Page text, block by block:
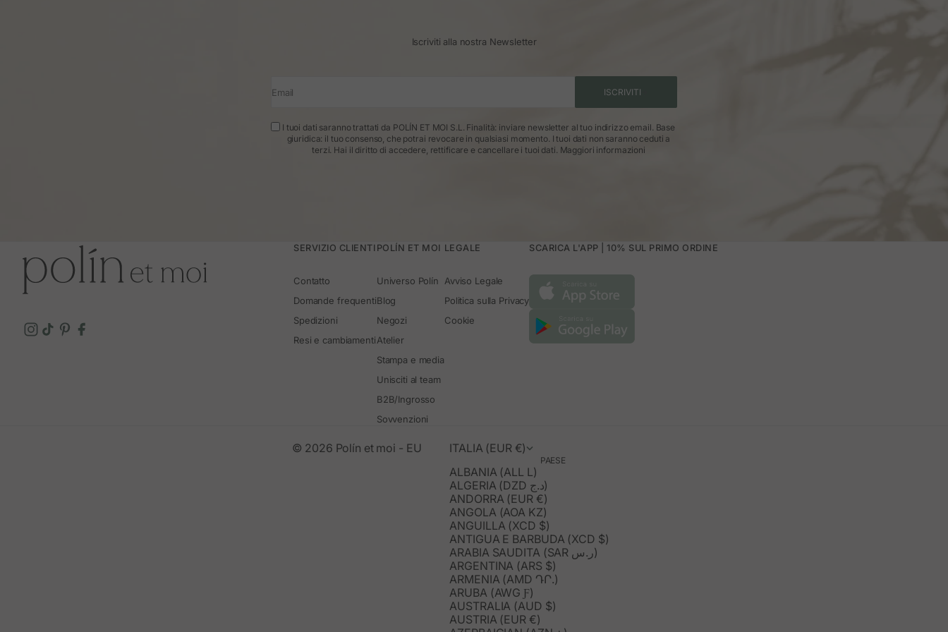
Iscriviti alla nostra Newsletter
Email ISCRIVITI
I tuoi dati saranno trattati da POLÍN ET MOI S.L. Finalità: inviare newsletter al tuo indirizzo email. Base
giuridica: il tuo consenso, che potrai revocare in qualsiasi momento. I tuoi dati non saranno ceduti a
terzi. Hai il diritto di accedere, rettificare e cancellare i tuoi dati. Maggiori informazioni
SERVIZIO CLIENTI
Contatto
Domande frequenti
Spedizioni
Resi e cambiamenti
POLÍN ET MOI
Universo Polín
Blog
Negozi
Atelier
Stampa e media
Unisciti al team
B2B/Ingrosso
Sovvenzioni
LEGALE
Avviso Legale
Politica sulla Privacy
Cookie
SCARICA L'APP | 10% SUL PRIMO ORDINE
ITALIA (EUR €)
PAESE
ALBANIA (ALL L)
ALGERIA (DZD د.ج)
ANDORRA (EUR €)
ANGOLA (AOA KZ)
ANGUILLA (XCD $)
ANTIGUA E BARBUDA (XCD $)
ARABIA SAUDITA (SAR ر.س)
ARGENTINA (ARS $)
ARMENIA (AMD ԴՐ.)
ARUBA (AWG Ƒ)
AUSTRALIA (AUD $)
AUSTRIA (EUR €)
© 2026 Polín et moi - EU